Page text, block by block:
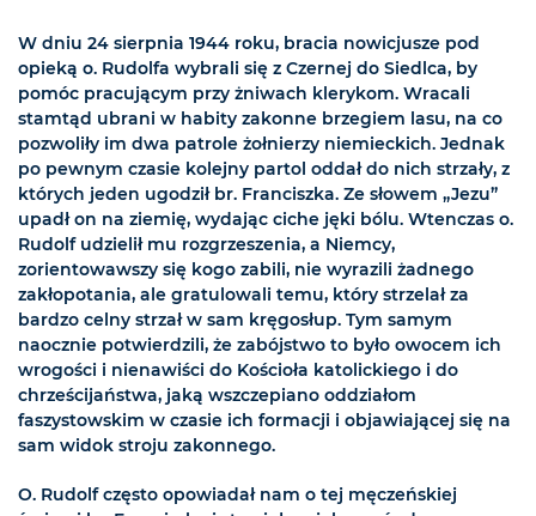
W dniu 24 sierpnia 1944 roku, bracia nowicjusze pod
opieką o. Rudolfa wybrali się z Czernej do Siedlca, by
pomóc pracującym przy żniwach klerykom. Wracali
stamtąd ubrani w habity zakonne brzegiem lasu, na co
pozwoliły im dwa patrole żołnierzy niemieckich. Jednak
po pewnym czasie kolejny partol oddał do nich strzały, z
których jeden ugodził br. Franciszka. Ze słowem „Jezu”
upadł on na ziemię, wydając ciche jęki bólu. Wtenczas o.
Rudolf udzielił mu rozgrzeszenia, a Niemcy,
zorientowawszy się kogo zabili, nie wyrazili żadnego
zakłopotania, ale gratulowali temu, który strzelał za
bardzo celny strzał w sam kręgosłup. Tym samym
naocznie potwierdzili, że zabójstwo to było owocem ich
wrogości i nienawiści do Kościoła katolickiego i do
chrześcijaństwa, jaką wszczepiano oddziałom
faszystowskim w czasie ich formacji i objawiającej się na
sam widok stroju zakonnego.
O. Rudolf często opowiadał nam o tej męczeńskiej